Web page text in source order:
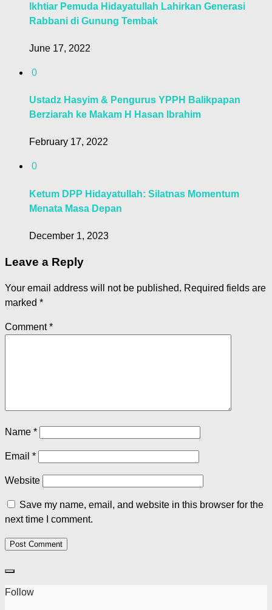
Ikhtiar Pemuda Hidayatullah Lahirkan Generasi
Rabbani di Gunung Tembak
June 17, 2022
0
Ustadz Hasyim & Pengurus YPPH Balikpapan
Berziarah ke Makam H Hasan Ibrahim
February 17, 2022
0
Ketum DPP Hidayatullah: Silatnas Momentum
Menata Masa Depan
December 1, 2023
Leave a Reply
Your email address will not be published. Required fields are
marked *
Comment*
Name *
Email *
Website
Save my name, email, and website in this browser for the
next time I comment.
Follow